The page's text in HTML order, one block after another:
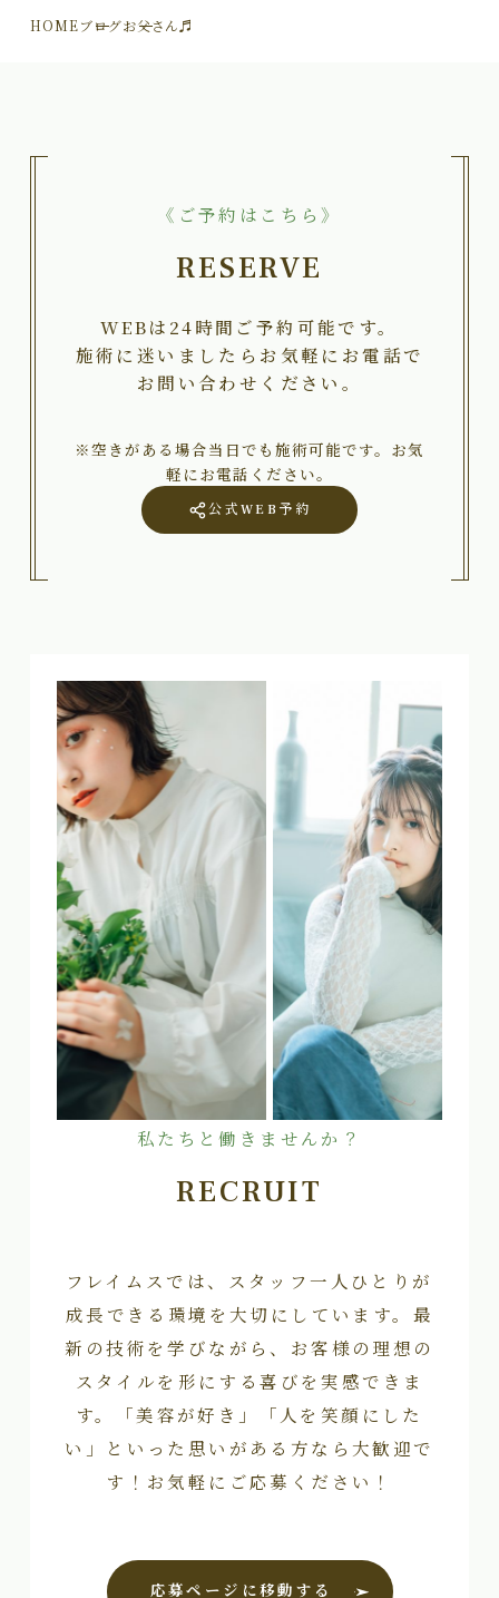
HOMEブログお父さん♬
《ご予約はこちら》
RESERVE
WEBは24時間ご予約可能です。
施術に迷いましたらお気軽にお電話で
お問い合わせください。
※空きがある場合当日でも施術可能です。お気
軽にお電話ください。
公式WEB予約
私たちと働きませんか？
RECRUIT
フレイムスでは、スタッフ一人ひとりが
成長できる環境を大切にしています。最
新の技術を学びながら、お客様の理想の
スタイルを形にする喜びを実感できま
す。「美容が好き」「人を笑顔にした
い」といった思いがある方なら大歓迎で
す！お気軽にご応募ください！
応募ページに移動する